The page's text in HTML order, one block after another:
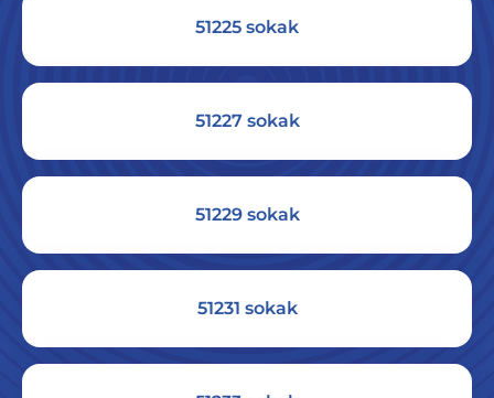
51225 sokak
51227 sokak
51229 sokak
51231 sokak